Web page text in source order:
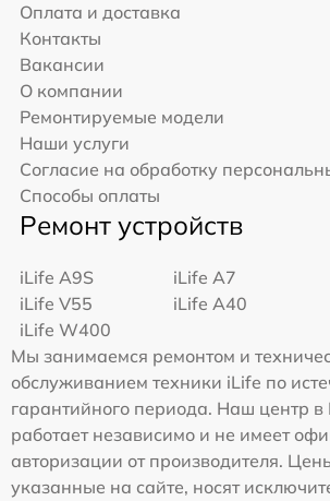
Оплата и доставка
Контакты
Вакансии
О компании
Ремонтируемые модели
Наши услуги
Согласие на обработку
Способы оплаты
Ремонт устройств
iLife A9S
iLife A7
iLife V55
iLife A40
iLife W400
Мы занимаемся ремонтом и
обслуживанием техники iLife по
гарантийного периода. Наш центр в
работает независимо и не имеет
авторизации от производителя.
указанные на сайте, носят